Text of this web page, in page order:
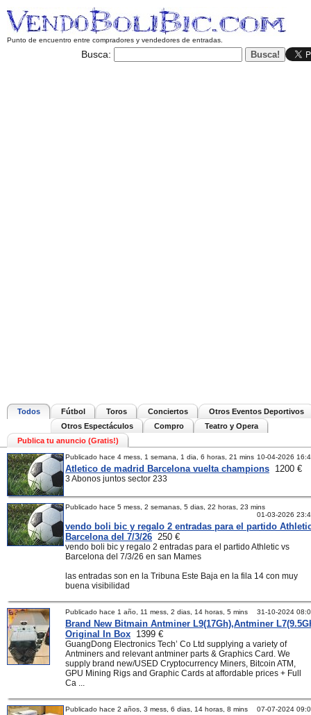
Punto de encuentro entre compradores y vendedores de entradas.
Busca:
Todos Fútbol Toros Conciertos
Otros Eventos Deportivos
Otros Espectáculos
Compro
Teatro y Opera
Publica tu anuncio (Gratis!)
Publicado hace 4 mess, 1 semana, 1 dia, 6 horas, 21 mins 10-04-2026
Atletico de madrid Barcelona vuelta champions 1200 €
3 Abonos juntos sector 233
Publicado hace 5 mess, 2 semanas, 5 dias, 22 horas, 23 mins
01-03-2026
vendo boli bic y regalo 2 entradas para el partido
Barcelona del 7/3/26 250 €
vendo boli bic y regalo 2 entradas para el partido Athletic vs
Barcelona del 7/3/26 en san Mames
las entradas son en la Tribuna Este Baja en la fila 14 con muy
buena visibilidad
Publicado hace 1 año, 11 mess, 2 dias, 14 horas, 5 mins 31-10-2024
Brand New Bitmain Antminer L9(17Gh),Antminer
Original In Box 1399 €
GuangDong Electronics Tech’ Co Ltd supplying a variety of
Antminers and relevant antminer parts & Graphics Card. We
supply brand new/USED Cryptocurrency Miners, Bitcoin ATM,
GPU Mining Rigs and Graphic Cards at affordable prices + Full
Ca ...
Publicado hace 2 años, 3 mess, 6 dias, 14 horas, 8 mins 07-07-2024